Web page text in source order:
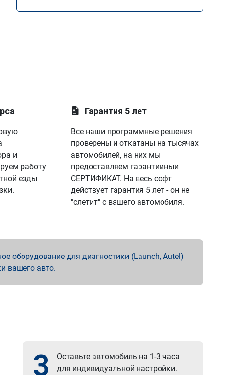
и
работу
езды
Гарантия 5 лет
Все наши программные решения
проверены и откатаны на тысячах
автомобилей, на них мы
предоставляем гарантийный
СЕРТИФИКАТ. На весь софт
действует гарантия 5 лет - он не
"слетит" с вашего автомобиля.
оборудование для диагностики (Launch, Autel)
вашего авто.
3
Оставьте автомобиль на 1-3 часа
для индивидуальной настройки.